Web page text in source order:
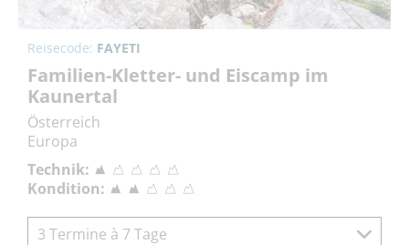
Reisecode: FAYETI
Familien-Kletter- und Eiscamp im
Kaunertal
Österreich
Europa
Technik:
Kondition:
3 Termine à 7 Tage